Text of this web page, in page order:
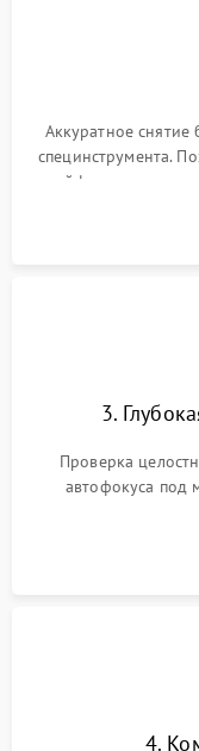
Аккуратное снятие
специнструмента.
шлейфов и
линзовых групп
3.
Проверка
автофокуса под
электромагнитного
от пыли, следов
4.